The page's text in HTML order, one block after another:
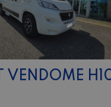
VENDOME